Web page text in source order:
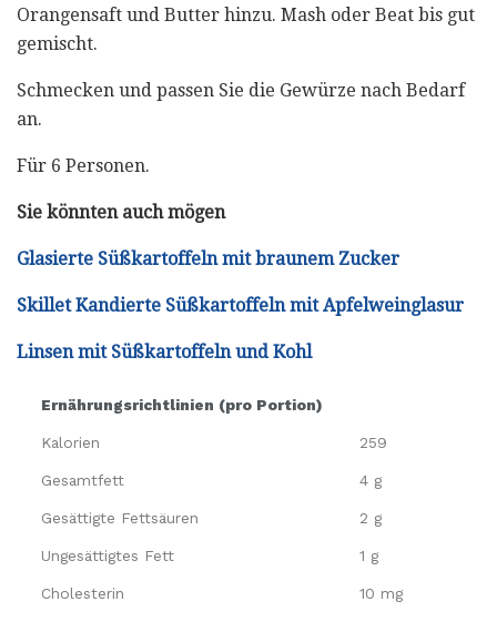
Orangensaft und Butter hinzu. Mash oder Beat bis gut
gemischt.
Schmecken und passen Sie die Gewürze nach Bedarf
an.
Für 6 Personen.
Sie könnten auch mögen
Glasierte Süßkartoffeln mit braunem Zucker
Skillet Kandierte Süßkartoffeln mit Apfelweinglasur
Linsen mit Süßkartoffeln und Kohl
Ernährungsrichtlinien (pro Portion)
Kalorien 259
Gesamtfett 4 g
Gesättigte Fettsäuren 2 g
Ungesättigtes Fett 1 g
Cholesterin 10 mg